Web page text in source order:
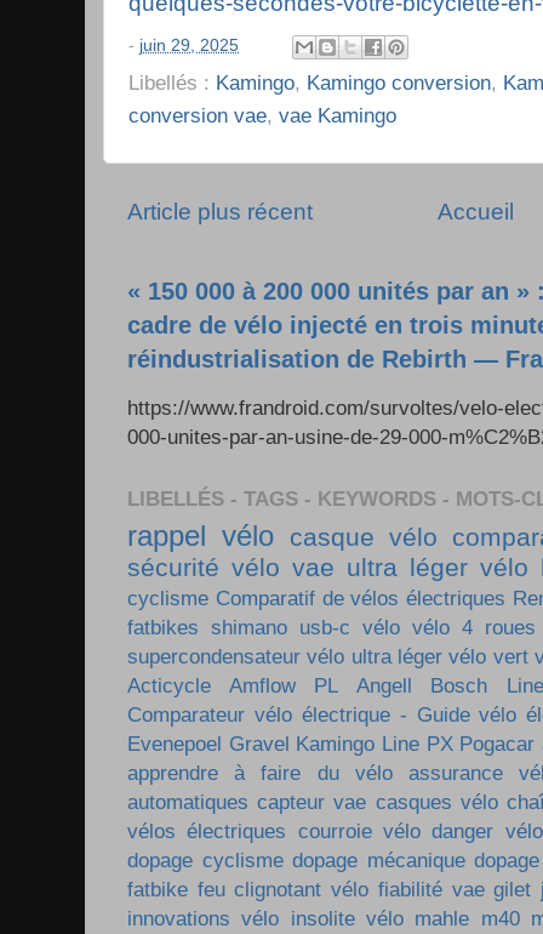
- juin 29, 2025
Libellés : Kamingo, Kamingo conversion,
conversion vae, vae Kamingo
Article plus récent Accueil
« 150 000 à 200 000 unités par an »
cadre de vélo injecté en trois
réindustrialisation de Rebirth —
https://www.frandroid.com/survoltes/velo-
000-unites-par-an-usine-de-29-000-
LIBELLÉS - TAGS - KEYWORDS - MOTS-
rappel vélo casque vélo
sécurité vélo vae ultra léger vélo
cyclisme Comparatif de vélos électriques
fatbikes shimano usb-c vélo vélo 4 roues
supercondensateur vélo ultra léger vélo vert
Acticycle
Amflow PL Angell
Bosch
Comparateur vélo électrique - Guide vélo
Evenepoel Gravel Kamingo Line PX Pogacar
apprendre à faire du vélo
assurance
automatiques capteur vae casques vélo
vélos électriques courroie vélo danger vélo
dopage cyclisme dopage mécanique
fatbike feu clignotant vélo fiabilité vae gilet
innovations vélo insolite vélo mahle m40